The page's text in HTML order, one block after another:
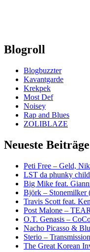
Blogroll
Blogbuzzter
Kavantgarde
Krekpek
Most Def
Noisey
Rap and Blues
ZOLIBLAZE
Neueste Beiträge
Peti Free – Geld,
LST da phunky
Big Mike feat.
Björk – Stonemilker
Travis Scott feat.
Post Malone –
O.T. Genasis –
Nacho Picasso &
Sterio –
The Great Korean